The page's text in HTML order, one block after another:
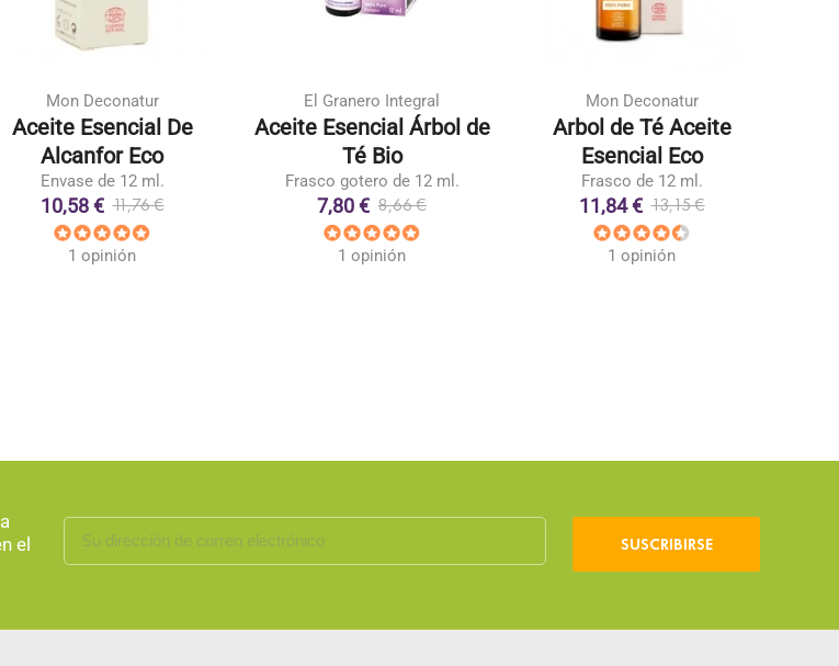
Mon Deconatur
Aceite Esencial De
Alcanfor Eco
Envase de 12 ml.
10,58 € 11,76 €
1 opinión
El Granero Integral
Aceite Esencial Árbol de
Té Bio
Frasco gotero de 12 ml.
7,80 € 8,66 €
1 opinión
Mon Deconatur
Arbol de Té Aceite
Esencial Eco
Frasco de 12 ml.
11,84 € 13,15 €
1 opinión
el
SUSCRIBIRSE